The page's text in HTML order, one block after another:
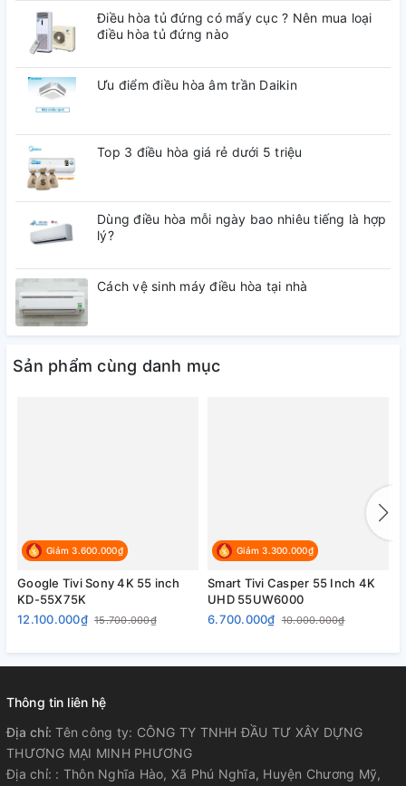
Công nghệ hình ảnh:
Nâng cấp độ phân giải 4K Upscaling
HLG
HDR10 Pro
Chế độ nhà làm phim FilmMaker Mode
Dải màu rộng Nano Color
Giảm độ trễ chơi game Auto Low Latency Mode (ALLM)
Chế độ game HGiG
Bộ xử lý:
Bộ xử lý α5 AI Processor 4K Gen7
Nhận diện giọng nói LG Voice Recognition
Chiếu hình từ điện thoại lên TV:
Chromecast AirPlay 2
Remote thông minh:
Magic Remote
Kết nối ứng dụng các thiết bị trong nhà:
Home DashboardApple HomeKit
Điều hòa tủ đứng có mấy cục ? Nên mua loại
điều hòa tủ đứng nào
Ưu điểm điều hòa âm trần Daikin
Top 3 điều hòa giá rẻ dưới 5 triệu
Dùng điều hòa mỗi ngày bao nhiêu tiếng là hợp
lý?
Cách vệ sinh máy điều hòa tại nhà
Sản phẩm cùng danh mục
Giảm 3.600.000₫
Google Tivi Sony 4K 55 inch
KD-55X75K
12.100.000₫ 15.700.000₫
Giảm 3.300.000₫
Smart Tivi Casper 55 Inch 4K
UHD 55UW6000
6.700.000₫ 10.000.000₫
Thông tin liên hệ
Địa chỉ:Tên công ty: CÔNG TY TNHH ĐẦU TƯ XÂY DỰNG
THƯƠNG MẠI MINH PHƯƠNG
Địa chỉ: : Thôn Nghĩa Hào, Xã Phú Nghĩa, Huyện Chương Mỹ,